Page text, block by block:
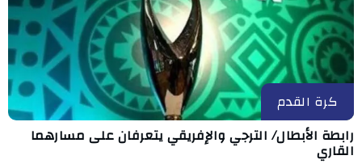
كرة القدم
رابطة الأبطال/ الترجي والإفريقي يتعرفان على مسارهما
القاري